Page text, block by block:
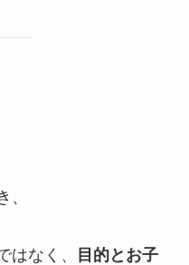
、
はなく、
目的とお子